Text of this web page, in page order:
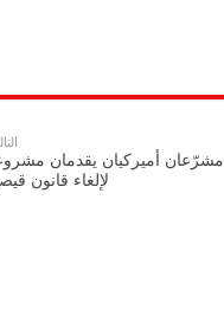
مشرّعان أميركيان يقدمان
لإلغاء قانون